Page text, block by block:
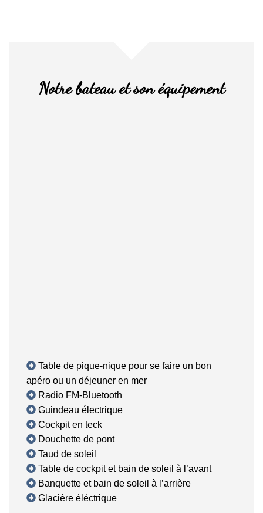
Notre bateau et son équipement
Table de pique-nique pour se faire un bon
apéro ou un déjeuner en mer
Radio FM-Bluetooth
Guindeau électrique
Cockpit en teck
Douchette de pont
Taud de soleil
Table de cockpit et bain de soleil à l’avant
Banquette et bain de soleil à l’arrière
Glacière éléctrique